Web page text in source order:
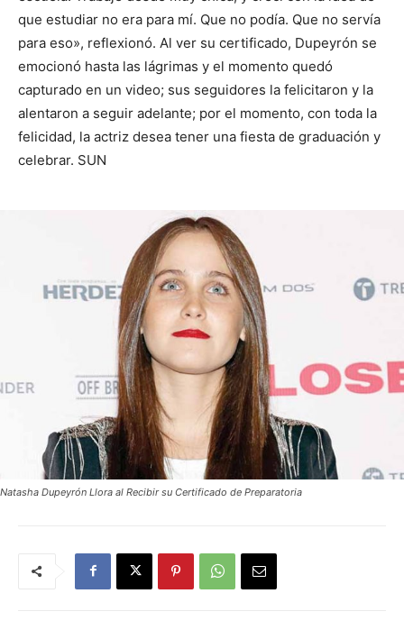
que estudiar no era para mí. Que no podía. Que no servía
para eso», reflexionó. Al ver su certificado, Dupeyrón se
emocionó hasta las lágrimas y el momento quedó
capturado en un video; sus seguidores la felicitaron y la
alentaron a seguir adelante; por el momento, con toda la
felicidad, la actriz desea tener una fiesta de graduación y
celebrar. SUN
Natasha Dupeyrón Llora al Recibir su Certificado de Preparatoria